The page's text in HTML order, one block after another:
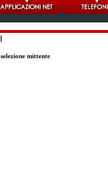
mittente